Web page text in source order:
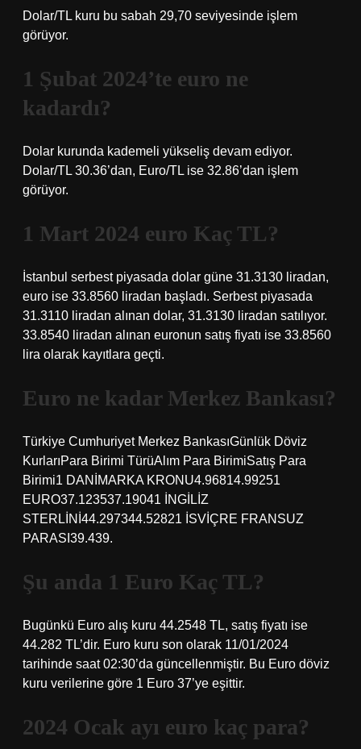
Dolar/TL kuru bu sabah 29,70 seviyesinde işlem
görüyor.
1 Şubat 2024’te euro ne
kadardı?
Dolar kurunda kademeli yükseliş devam ediyor.
Dolar/TL 30.36’dan, Euro/TL ise 32.86’dan işlem
görüyor.
1 Mart 2024 euro Kaç TL?
İstanbul serbest piyasada dolar güne 31.3130 liradan,
euro ise 33.8560 liradan başladı. Serbest piyasada
31.3110 liradan alınan dolar, 31.3130 liradan satılıyor.
33.8540 liradan alınan euronun satış fiyatı ise 33.8560
lira olarak kayıtlara geçti.
Euro ne kadar Merkez Bankası?
Türkiye Cumhuriyet Merkez BankasıGünlük Döviz
KurlarıPara Birimi TürüAlım Para BirimiSatış Para
Birimi1 DANİMARKA KRONU4.96814.99251
EURO37.123537.19041 İNGİLİZ
STERLİNİ44.297344.52821 İSVİÇRE FRANSUZ
PARASI39.439.
Şu anda 1 Euro Kaç TL?
Bugünkü Euro alış kuru 44.2548 TL, satış fiyatı ise
44.282 TL’dir. Euro kuru son olarak 11/01/2024
tarihinde saat 02:30’da güncellenmiştir. Bu Euro döviz
kuru verilerine göre 1 Euro 37’ye eşittir.
2024 Ocak ayı euro kaç para?